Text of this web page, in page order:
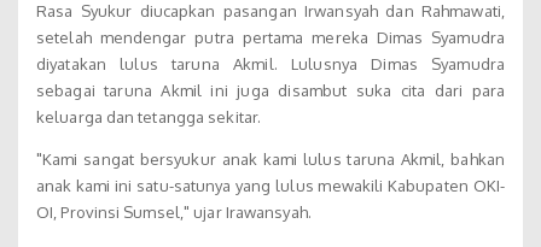
Rasa Syukur diucapkan pasangan Irwansyah dan Rahmawati,
setelah mendengar putra pertama mereka Dimas Syamudra
diyatakan lulus taruna Akmil. Lulusnya Dimas Syamudra
sebagai taruna Akmil ini juga disambut suka cita dari para
keluarga dan tetangga sekitar.
"Kami sangat bersyukur anak kami lulus taruna Akmil, bahkan
anak kami ini satu-satunya yang lulus mewakili Kabupaten OKI-
OI, Provinsi Sumsel," ujar Irawansyah.